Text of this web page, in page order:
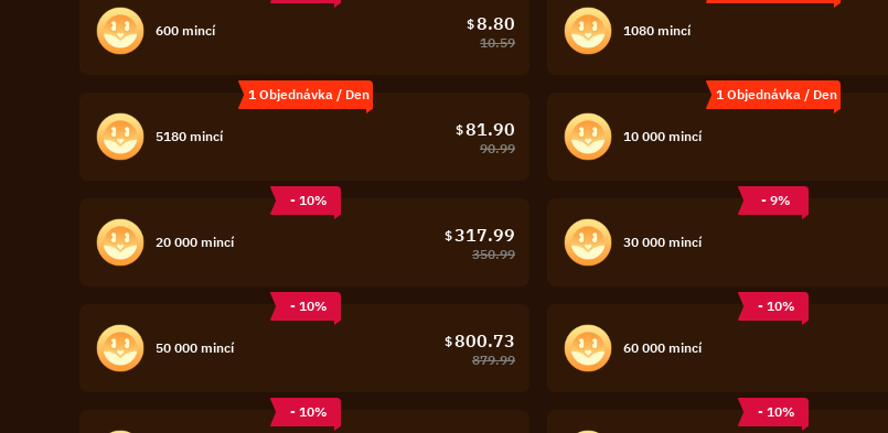
600 mincí $8.80
10.59
1080 mincí
1 Objednávka / Den
5180 mincí $81.90
90.99
1 Objednávka / Den
10 000 mincí
- 10%
20 000 mincí $317.99
350.99
- 9%
30 000 mincí
- 10%
50 000 mincí $800.73
879.99
- 10%
60 000 mincí
- 10% - 10%